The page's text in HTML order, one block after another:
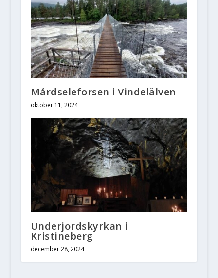
Mårdseleforsen i Vindelälven
oktober 11, 2024
Underjordskyrkan i
Kristineberg
december 28, 2024